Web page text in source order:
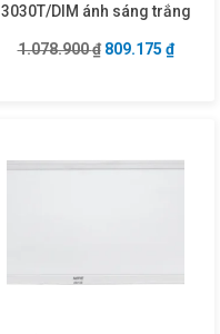
là: 1.264.650 ₫.
3030T/DIM ánh sáng trắng
1.078.900₫ Giá gốc là:
809.175 ₫Giá